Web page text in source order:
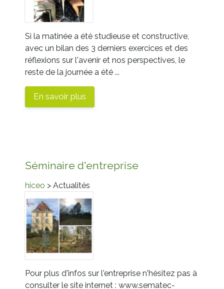
Si la matinée a été studieuse et constructive,
avec un bilan des 3 derniers exercices et des
réflexions sur l'avenir et nos perspectives, le
reste de la journée a été ...
En savoir plus
Séminaire d'entreprise
hiceo > Actualités
Pour plus d'infos sur l'entreprise n'hésitez pas à
consulter le site internet : www.sematec-